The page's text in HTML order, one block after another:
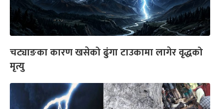
चट्याङका कारण खसेको ढुंगा टाउकामा लागेर वृद्धको
मृत्यु